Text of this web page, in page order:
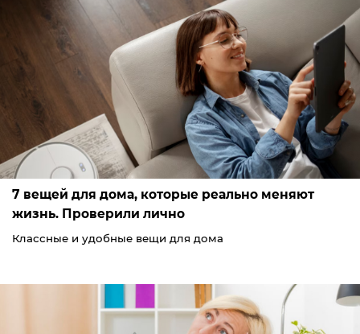
7 вещей для дома, которые реально меняют
жизнь. Проверили лично
Классные и удобные вещи для дома